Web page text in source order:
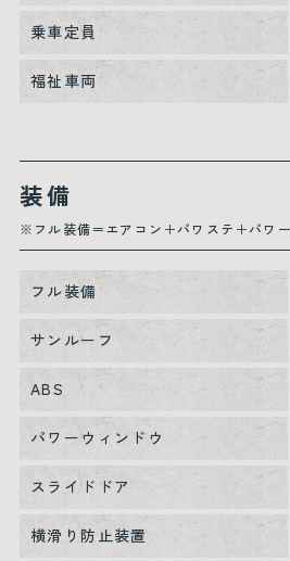
乗車定員
福祉車両
装備
※フル装備＝エアコン＋パワステ＋パワ
フル装備
サンルーフ
ABS
パワーウィンドウ
スライドドア
横滑り防止装置